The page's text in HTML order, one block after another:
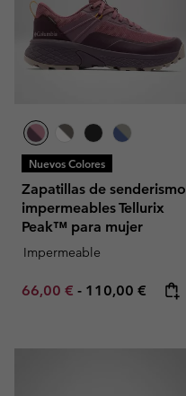
Nuevos Colores
Zapatillas de senderismo
impermeables Tellurix
Peak™ para mujer
Impermeable
Minimum sale price:
66,00 € - Maximum price:
110,00 €